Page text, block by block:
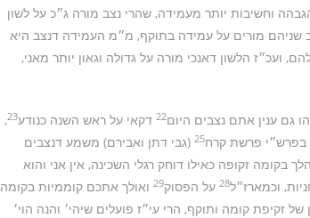
וחשיבות יותר מעמידה, שהרי נצב מורה ג״כ על לשון
שניהם מורים על עמידה בתוקף, מ״מ העמידה דנצב היא
ועכ״ז הלשון דאנכי מורה על גדולה וגאון יותר מאני,
גם ענין אתם נצבים היום22 דקאי על ראש השנה כנודע23
,
בפרש״י פרשת קרח25 (גבי דתן ואבירם) משמע דנצבים
בקומה זקופה כאילו דוחק רגלי השכינה, אין אני והוא
וכמארז״ל28 על הפסוק29 ואולך אתכם קוממיות בקומה
זקיפת קומה ותוקף, הרי עי״ז פועלים שיהי׳ והנה הוי׳